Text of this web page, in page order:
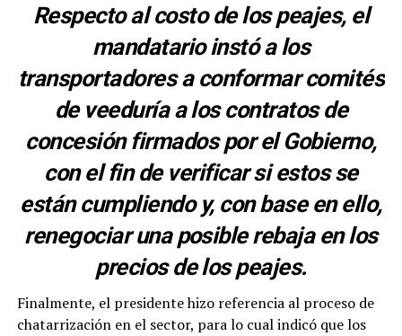
Respecto al costo de los peajes, el
mandatario instó a los
transportadores a conformar comités
de veeduría a los contratos de
concesión firmados por el Gobierno,
con el fin de verificar si estos se
están cumpliendo y, con base en ello,
renegociar una posible rebaja en los
precios de los peajes.
Finalmente, el presidente hizo referencia al proceso de
chatarrización en el sector, para lo cual indicó que los